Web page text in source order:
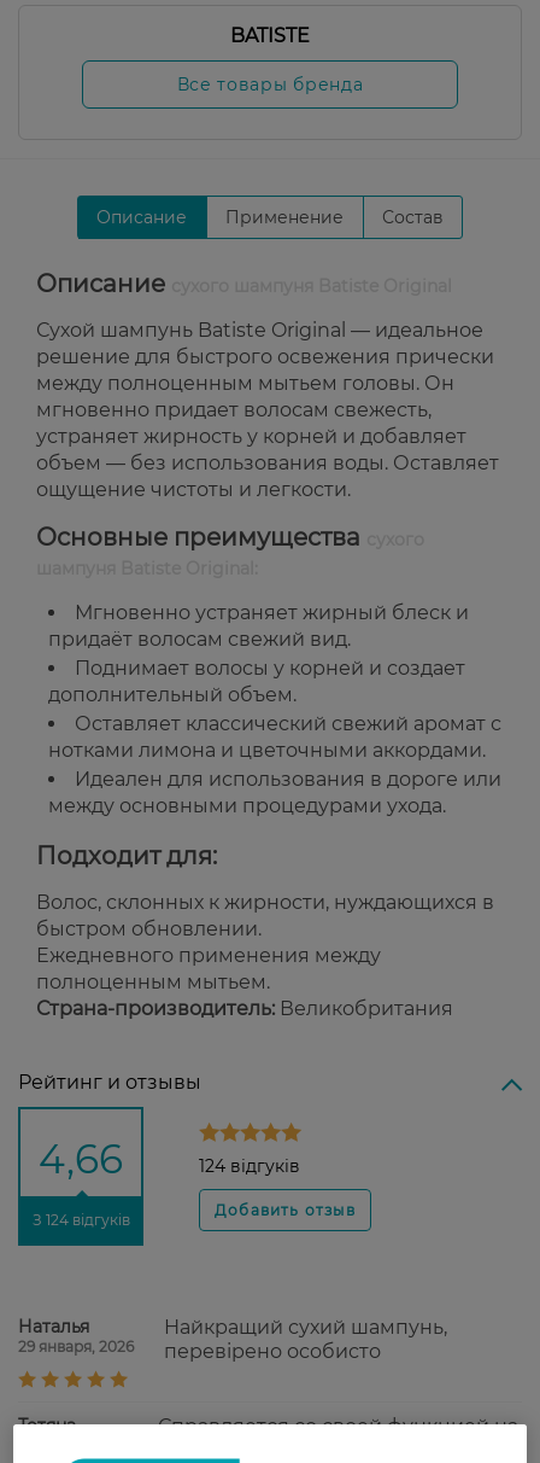
BATISTE
Все товары бренда
Описание Применение Состав
Описание
Сухой шампунь Batiste Original — идеальное
решение для быстрого освежения прически
между полноценным мытьем головы. Он
мгновенно придает волосам свежесть,
устраняет жирность у корней и добавляет
объем — без использования воды. Оставляет
ощущение чистоты и легкости.
Основные преимущества
Мгновенно устраняет жирный блеск и
придаёт волосам свежий вид.
Поднимает волосы у корней и создает
дополнительный объем.
Оставляет классический свежий аромат с
нотками лимона и цветочными аккордами.
Идеален для использования в дороге или
между основными процедурами ухода.
Подходит для:
Волос, склонных к жирности, нуждающихся в
быстром обновлении.
Ежедневного применения между
полноценным мытьем.
Страна-производитель: Великобритания
Рейтинг и отзывы
4,66
З 124 відгуків
124 відгуків
Наталья
29 января, 2026
Найкращий сухий шампунь,
перевірено особисто
Тетяна
Справляется со своей функцией на